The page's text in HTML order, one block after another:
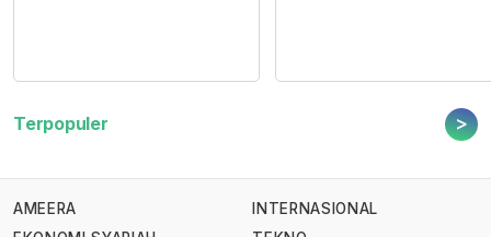
Terpopuler >
AMEERA
INTERNASIONAL